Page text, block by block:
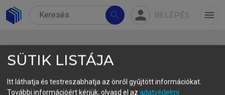
search person BELÉPÉS menu
SÜTIK LISTÁJA
Itt láthatja és testreszabhatja az önről gyűjtött információkat.
További információért kérjük, olvasd el az adatvédelmi